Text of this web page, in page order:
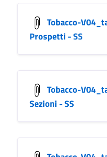
Tobacco-
Prospetti - SS
Tobacco-
Sezioni - SS